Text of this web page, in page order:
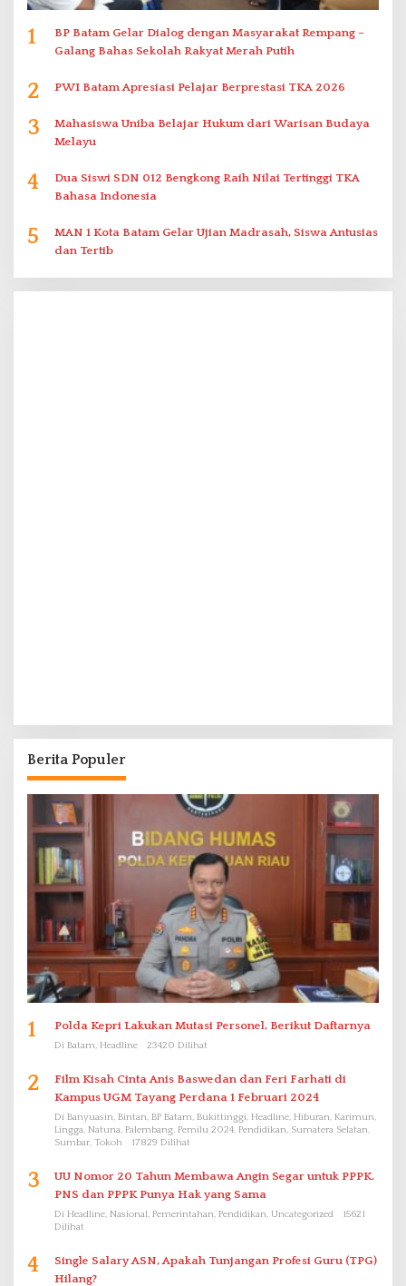
1
BP Batam Gelar Dialog dengan Masyarakat Rempang –
Galang Bahas Sekolah Rakyat Merah Putih
2 PWI Batam Apresiasi Pelajar Berprestasi TKA 2026
3
Mahasiswa Uniba Belajar Hukum dari Warisan Budaya
Melayu
4
Dua Siswi SDN 012 Bengkong Raih Nilai Tertinggi TKA
Bahasa Indonesia
5
MAN 1 Kota Batam Gelar Ujian Madrasah, Siswa Antusias
dan Tertib
Berita Populer
1 Polda Kepri Lakukan Mutasi Personel, Berikut Daftarnya
Di Batam, Headline 23420 Dilihat
2
Film Kisah Cinta Anis Baswedan dan Feri Farhati di
Kampus UGM Tayang Perdana 1 Februari 2024
Di Banyuasin, Bintan, BP Batam, Bukittinggi, Headline, Hiburan, Karimun,
Lingga, Natuna, Palembang, Pemilu 2024, Pendidikan, Sumatera Selatan,
Sumbar, Tokoh
17829 Dilihat
3
UU Nomor 20 Tahun Membawa Angin Segar untuk PPPK.
PNS dan PPPK Punya Hak yang Sama
Di Headline, Nasional, Pemerintahan, Pendidikan, Uncategorized
15621
Dilihat
4
Single Salary ASN, Apakah Tunjangan Profesi Guru (TPG)
Hilang?